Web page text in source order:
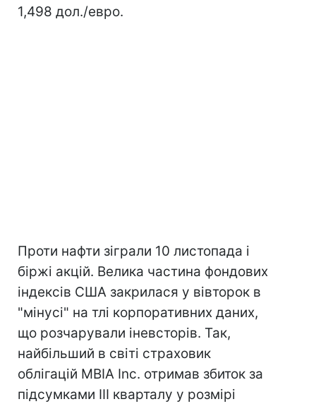
1,498 дол./евро.
Проти нафти зіграли 10 листопада і
біржі акцій. Велика частина фондових
індексів США закрилася у вівторок в
"мінусі" на тлі корпоративних даних,
що розчарували іневсторів. Так,
найбільший в світі страховик
облігацій MBIA Inc. отримав збиток за
підсумками III кварталу у розмірі